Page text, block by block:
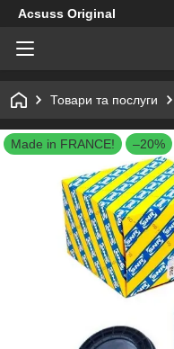
Acsuss Original
Товари та послуги
Made in FRANCE! –20%